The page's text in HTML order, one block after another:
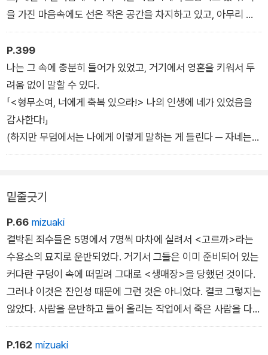
을 가진 마음속에도 선은 작은 공간을 차지하고 있고, 아무리 선
량한 마음속에도 근절되지 않는 악의 한구석이 있기 때문이다.
그때부터 나는 세계의 모든 종교의 진리를 이해했다. 그 종교들은
〈인간 속에 있는 악〉(각자에게 있는)과 싸우는 것이다. 이 세상에
서 악을 완전히 추방할 수는 없지만, 각자가 그것을 줄일 수는 있
다.
그때부터 나는 역사에서의 모든 혁명의 위선을 알았다.
P.399
나는 그 속에 충분히 들어가 있었고, 거기에서 영혼을 키워서 두
려움 없이 말할 수 있다.
「<형무소여, 너에게 축복 있으라!> 나의 인생에 네가 있었음을
감사한다!」
(하지만 무덤에서는 나에게 이렇게 말하는 게 들린다 ─ 자네는
살아남았으니까 그렇게 말하겠지!)
밑줄긋기
P.66 mizuaki
결박된 죄수들은 5명에서 7명씩 마차에 실려서 <고르까>라는
수용소의 묘지로 운반되었다. 거기서 그들은 이미 준비되어 있는
커다란 구덩이 속에 떠밀려 그대로 <생매장>을 당했던 것이다.
그러나 이것은 잔인성 때문에 그런 것은 아니었다. 결코 그렇지는
않았다. 사람을 운반하고 들어 올리는 작업에서 죽은 사람을 다루
기보다는 산 사람을 다루는 쪽이 훨씬 더 편하다는 것이 알려졌기
때문이었다.
P.162 mizuaki